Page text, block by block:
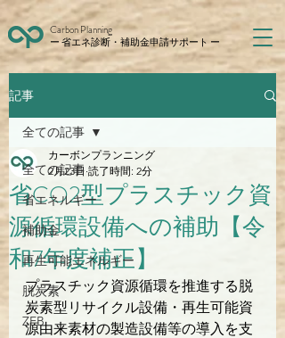
Carbon Planning
ー 省エネ診断・補助金申請サポート ー
記事
全ての記事
省エネルギー
補助金
再生可能エネルギー
脱炭素
ZEB
全ての記事
省CO2型プラスチック資
源循環設備への補助【令
和7年度補正】
カーボンプランニング
2月23日 読了時間: 2分
プラスチック資源循環を推進する脱
炭素型リサイクル設備・再生可能資
源由来素材の製造設備等の導入を支